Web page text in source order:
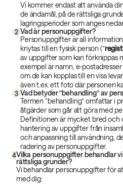
Vi kommer endast att använda
de ändamål, på de rättsliga
lagringsperioder som anges
2 Vad är personuppgifter?
Personuppgifter är all
knytas till en fysisk person (”
av uppgifter som kan förknippas
exempel är namn, e-
om de kan kopplas till en viss
även t.ex. ett foto där personen
3 Vad betyder ”behandling” av
Termen ”behandling” omfattar i
åtgärder som går att göra med
Definitionen är mycket bred och
hantering av uppgifter från
och anpassning till användning,
radering av personuppgifter.
4Vilka personuppgifter behandlar
rättsliga grunder?
Vi behandlar personuppgifter för
med dig: